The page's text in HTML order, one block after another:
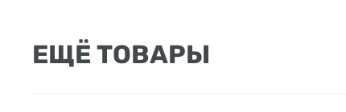
ЕЩЁ ТОВАРЫ